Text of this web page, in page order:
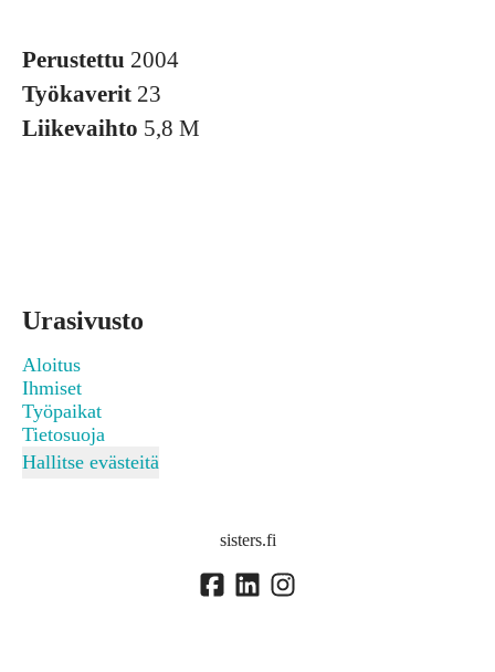
Perustettu 2004
Työkaverit 23
Liikevaihto 5,8 M
Urasivusto
Aloitus
Ihmiset
Työpaikat
Tietosuoja
Hallitse evästeitä
sisters.fi